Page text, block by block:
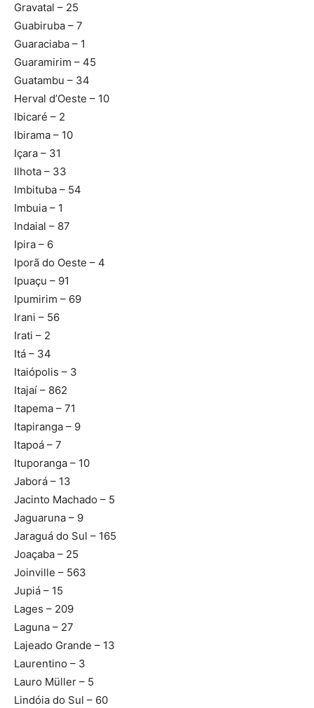
Gravatal – 25
Guabiruba – 7
Guaraciaba – 1
Guaramirim – 45
Guatambu – 34
Herval d’Oeste – 10
Ibicaré – 2
Ibirama – 10
Içara – 31
Ilhota – 33
Imbituba – 54
Imbuia – 1
Indaial – 87
Ipira – 6
Iporã do Oeste – 4
Ipuaçu – 91
Ipumirim – 69
Irani – 56
Irati – 2
Itá – 34
Itaiópolis – 3
Itajaí – 862
Itapema – 71
Itapiranga – 9
Itapoá – 7
Ituporanga – 10
Jaborá – 13
Jacinto Machado – 5
Jaguaruna – 9
Jaraguá do Sul – 165
Joaçaba – 25
Joinville – 563
Jupiá – 15
Lages – 209
Laguna – 27
Lajeado Grande – 13
Laurentino – 3
Lauro Müller – 5
Lindóia do Sul – 60